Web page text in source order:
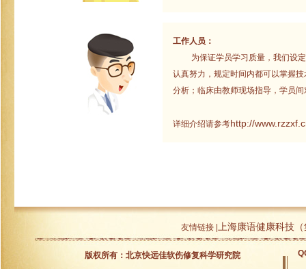
工作人员：
为保证学员学习质量，我们设定
认真努力，规定时间内都可以掌握
分析；临床由教师现场指导，学员间
详细介绍请参考http://
友情链接 | 上海康语健康科技
版权所有：北京快远佳软伤修复科学研究院